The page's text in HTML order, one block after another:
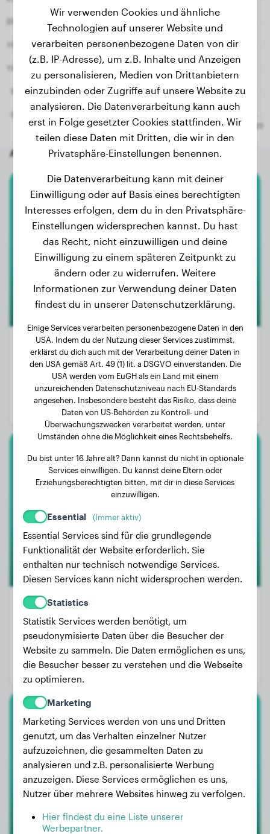
Andere zufällige Hunde
Kleinpudel
Urelle
Gewicht:
Alter:
2 Jahre, 9 Monate
Geschlecht:
Dogo Argentino
Cafú
Gewicht:
44 kg
Alter:
2 Jahre, 5 Monate
Geschlecht:
Rüde
Französische Bulldogge
Balou
Wir verwenden Cookies und ähnliche
Technologien auf unserer Website und
verarbeiten personenbezogene Daten von dir
(z.B. IP-Adresse), um z.B. Inhalte und Anzeigen
zu personalisieren, Medien von Drittanbietern
einzubinden oder Zugriffe auf unsere Website zu
analysieren. Die Datenverarbeitung kann auch
erst in Folge gesetzter Cookies stattfinden. Wir
teilen diese Daten mit Dritten, die wir in den
Privatsphäre-Einstellungen benennen.
Die Datenverarbeitung kann mit deiner
Einwilligung oder auf Basis eines berechtigten
Interesses erfolgen, dem du in den Privatsphäre-
Einstellungen widersprechen kannst. Du hast
das Recht, nicht einzuwilligen und deine
Einwilligung zu einem späteren Zeitpunkt zu
ändern oder zu widerrufen. Weitere
Informationen zur Verwendung deiner Daten
findest du in unserer Datenschutzerklärung.
Einige Services verarbeiten personenbezogene Daten in den
USA. Indem du der Nutzung dieser Services zustimmst,
erklärst du dich auch mit der Verarbeitung deiner Daten in
den USA gemäß Art. 49 (1) lit. a DSGVO einverstanden. Die
USA werden vom EuGH als ein Land mit einem
unzureichenden Datenschutzniveau nach EU-Standards
angesehen. Insbesondere besteht das Risiko, dass deine
Daten von US-Behörden zu Kontroll- und
Überwachungszwecken verarbeitet werden, unter
Umständen ohne die Möglichkeit eines Rechtsbehelfs.
Du bist unter 16 Jahre alt? Dann kannst du nicht in optionale
Services einwilligen. Du kannst deine Eltern oder
Erziehungsberechtigten bitten, mit dir in diese Services
einzuwilligen.
Essential (Immer aktiv)
Essential Services sind für die grundlegende
Funktionalität der Website erforderlich. Sie
enthalten nur technisch notwendige Services.
Diesen Services kann nicht widersprochen werden.
Statistics
Statistik Services werden benötigt, um
pseudonymisierte Daten über die Besucher der
Website zu sammeln. Die Daten ermöglichen es uns,
die Besucher besser zu verstehen und die Webseite
zu optimieren.
Marketing
Marketing Services werden von uns und Dritten
genutzt, um das Verhalten einzelner Nutzer
aufzuzeichnen, die gesammelten Daten zu
analysieren und z.B. personalisierte Werbung
anzuzeigen. Diese Services ermöglichen es uns,
Nutzer über mehrere Websites hinweg zu verfolgen.
Hier findest du eine Liste unserer
Werbepartner.